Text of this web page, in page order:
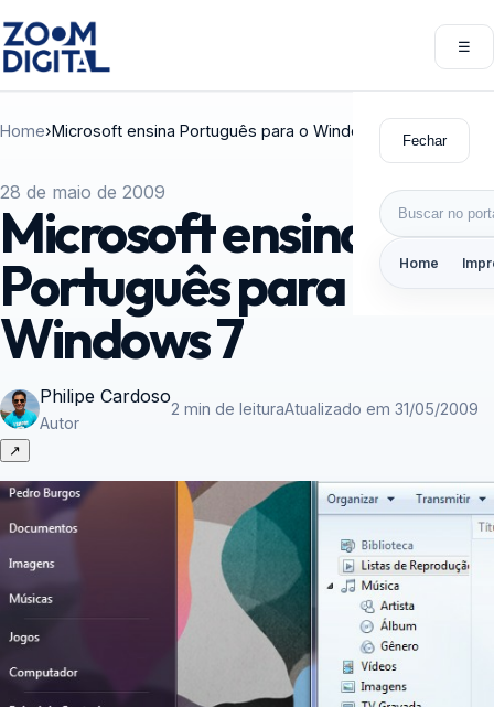
☰
Fechar
Buscar por:
Home
Home›Microsoft ensina Português para o Windows 7
28 de maio de 2009
Microsoft ensina
Português para o
Windows 7
Philipe Cardoso
Autor
2 min de leituraAtualizado em 31/05/2009
↗